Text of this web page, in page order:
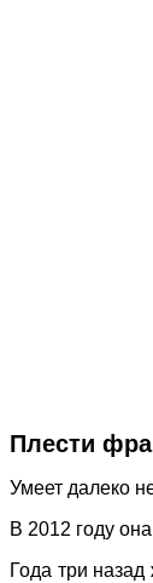
Плести
Умеет далеко
В 2012 году
Года три